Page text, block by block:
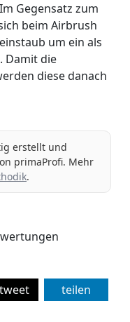
Gegensatz zum
beim Airbrush
um ein als
Damit die
diese danach
erstellt und
primaProfi. Mehr
.
tweet teilen